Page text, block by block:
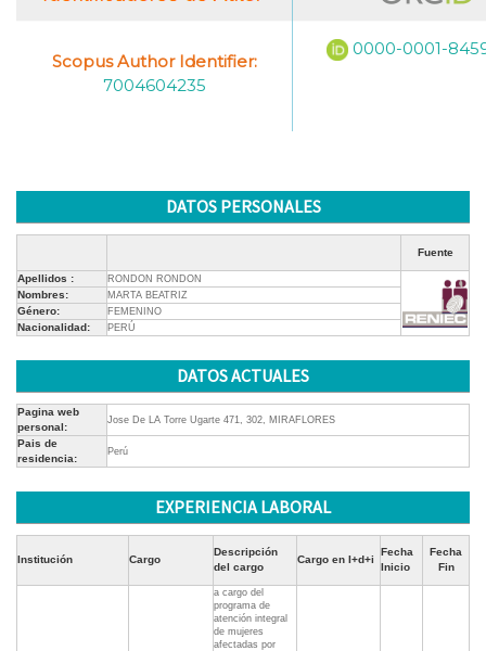
Scopus Author Identifier:
7004604235
0000-0001-
DATOS PERSONALES
Fuente
Apellidos : RONDON RONDON
Nombres: MARTA BEATRIZ
Género: FEMENINO
Nacionalidad: PERÚ
DATOS ACTUALES
Pagina web
personal:
Jose De LA Torre Ugarte 471, 302, MIRAFLORES
Pais de
residencia:
Perú
EXPERIENCIA LABORAL
Institución Cargo
Descripción
del cargo
Cargo en I+d+i
Fecha
Inicio
Fecha
Fin
a cargo del
programa de
atención integral
de mujeres
afectadas por